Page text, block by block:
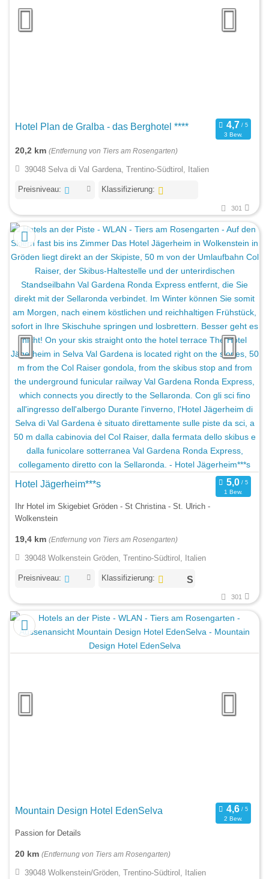
Hotel Plan de Gralba - das Berghotel ****
3 Bew.
20,2 km (Entfernung von Tiers am Rosengarten)
39048 Selva di Val Gardena, Trentino-Südtirol, Italien
Preisniveau: Klassifizierung:
301
Hotel Jägerheim***s
1 Bew.
Ihr Hotel im Skigebiet Gröden - St Christina - St. Ulrich -
Wolkenstein
19,4 km (Entfernung von Tiers am Rosengarten)
39048 Wolkenstein Gröden, Trentino-Südtirol, Italien
Preisniveau: Klassifizierung:
301
Mountain Design Hotel EdenSelva
2 Bew.
Passion for Details
20 km (Entfernung von Tiers am Rosengarten)
39048 Wolkenstein/Gröden, Trentino-Südtirol, Italien